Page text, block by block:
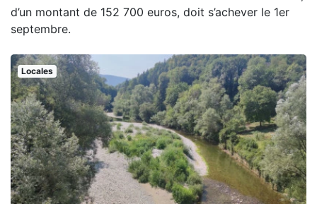
d’un montant de 152 700 euros, doit s’achever le 1er
septembre.
Locales